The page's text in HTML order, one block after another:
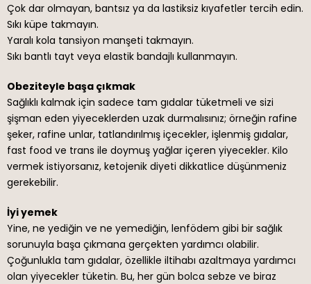
Çok dar olmayan, bantsız ya da lastiksiz kıyafetler tercih edin.
Sıkı küpe takmayın.
Yaralı kola tansiyon manşeti takmayın.
Sıkı bantlı tayt veya elastik bandajlı kullanmayın.
Obeziteyle başa çıkmak
Sağlıklı kalmak için sadece tam gıdalar tüketmeli ve sizi
şişman eden yiyeceklerden uzak durmalısınız; örneğin rafine
şeker, rafine unlar, tatlandırılmış içecekler, işlenmiş gıdalar,
fast food ve trans ile doymuş yağlar içeren yiyecekler. Kilo
vermek istiyorsanız, ketojenik diyeti dikkatlice düşünmeniz
gerekebilir.
İyi yemek
Yine, ne yediğin ve ne yemediğin, lenfödem gibi bir sağlık
sorunuyla başa çıkmana gerçekten yardımcı olabilir.
Çoğunlukla tam gıdalar, özellikle iltihabı azaltmaya yardımcı
olan yiyecekler tüketin. Bu, her gün bolca sebze ve biraz